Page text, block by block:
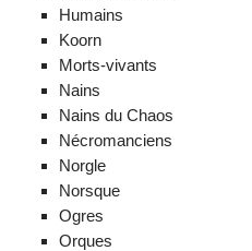
Humains
Koorn
Morts-vivants
Nains
Nains du Chaos
Nécromanciens
Norgle
Norsque
Ogres
Orques